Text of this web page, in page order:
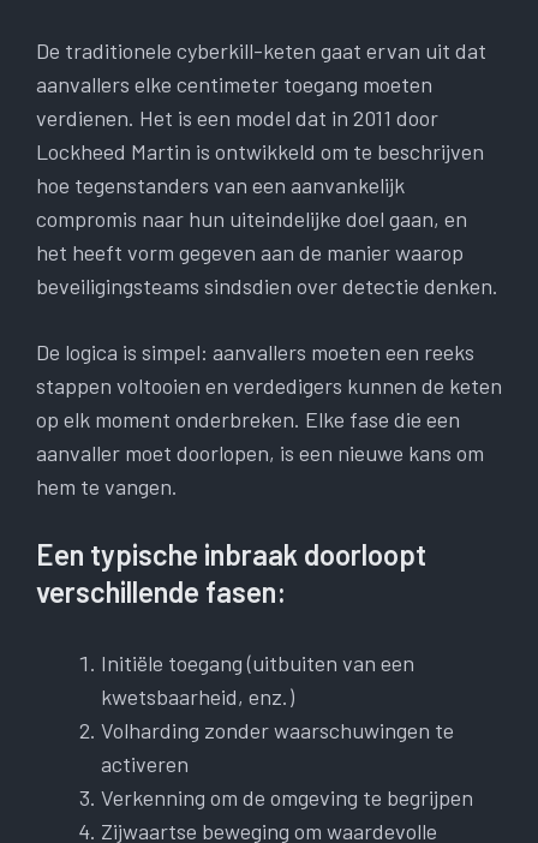
De traditionele cyberkill-keten gaat ervan uit dat
aanvallers elke centimeter toegang moeten
verdienen. Het is een model dat in 2011 door
Lockheed Martin is ontwikkeld om te beschrijven
hoe tegenstanders van een aanvankelijk
compromis naar hun uiteindelijke doel gaan, en
het heeft vorm gegeven aan de manier waarop
beveiligingsteams sindsdien over detectie denken.
De logica is simpel: aanvallers moeten een reeks
stappen voltooien en verdedigers kunnen de keten
op elk moment onderbreken. Elke fase die een
aanvaller moet doorlopen, is een nieuwe kans om
hem te vangen.
Een typische inbraak doorloopt
verschillende fasen:
Initiële toegang (uitbuiten van een
kwetsbaarheid, enz.)
Volharding zonder waarschuwingen te
activeren
Verkenning om de omgeving te begrijpen
Zijwaartse beweging om waardevolle